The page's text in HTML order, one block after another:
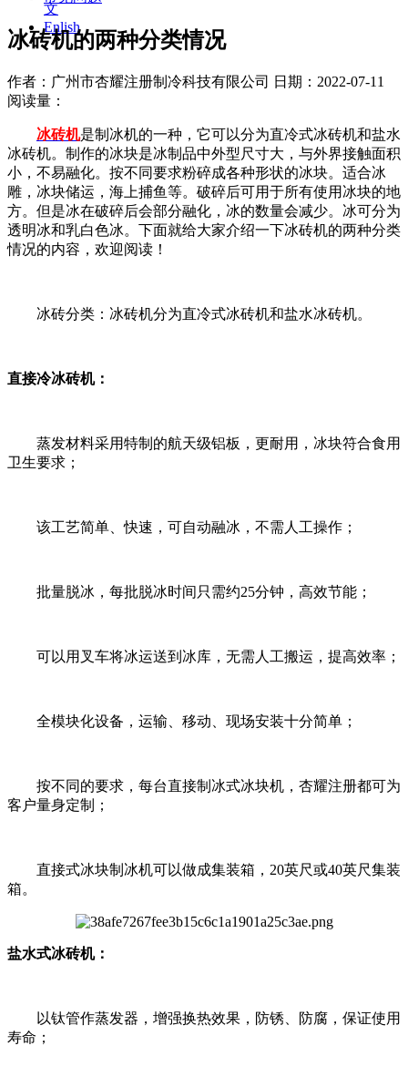
文
Enlish
冰砖机的两种分类情况
作者：广州市杏耀注册制冷科技有限公司
日期：2022-07-11
阅读量：
冰砖机是制冰机的一种，它可以分为直冷式冰砖机和盐水
冰砖机。制作的冰块是冰制品中外型尺寸大，与外界接触面积
小，不易融化。按不同要求粉碎成各种形状的冰块。适合冰
雕，冰块储运，海上捕鱼等。破碎后可用于所有使用冰块的地
方。但是冰在破碎后会部分融化，冰的数量会减少。冰可分为
透明冰和乳白色冰。下面就给大家介绍一下冰砖机的两种分类
情况的内容，欢迎阅读！
冰砖分类：冰砖机分为直冷式冰砖机和盐水冰砖机。
直接冷冰砖机：
蒸发材料采用特制的航天级铝板，更耐用，冰块符合食用
卫生要求；
该工艺简单、快速，可自动融冰，不需人工操作；
批量脱冰，每批脱冰时间只需约25分钟，高效节能；
可以用叉车将冰运送到冰库，无需人工搬运，提高效率；
全模块化设备，运输、移动、现场安装十分简单；
按不同的要求，每台直接制冰式冰块机，杏耀注册都可为
客户量身定制；
直接式冰块制冰机可以做成集装箱，20英尺或40英尺集装
箱。
盐水式冰砖机：
以钛管作蒸发器，增强换热效果，防锈、防腐，保证使用
寿命；